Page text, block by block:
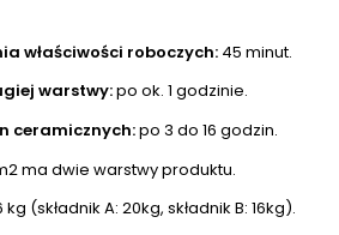
właściwości roboczych: 45 minut.
warstwy:po ok. 1 godzinie.
ceramicznych:po 3 do 16 godzin.
ma dwie warstwy produktu.
kg (składnik A: 20kg, składnik B: 16kg).